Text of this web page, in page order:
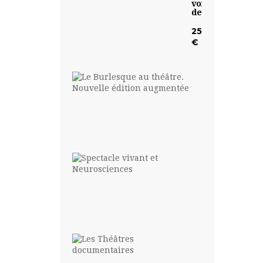
voix
de...
25,00
€